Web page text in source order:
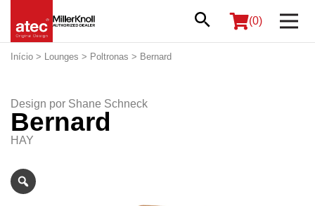
(0)
Início > Lounges > Poltronas > Bernard
Design por Shane Schneck
Bernard
HAY